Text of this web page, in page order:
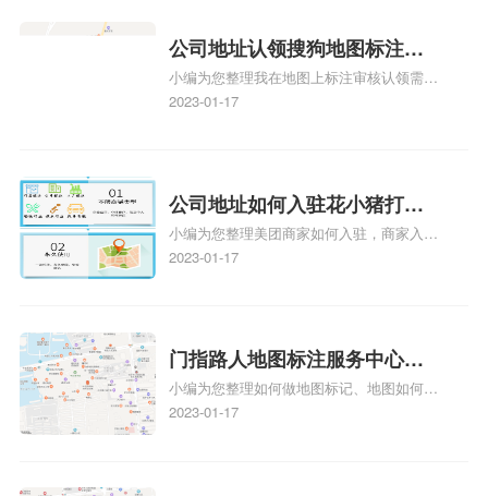
公司地址认领搜狗地图标注多
久审核？公司地址认领地图标
注多久审核？
小编为您整理我在地图上标注审核认领需要
多久、我在地图上标注审核认领需要多久
情可查看下方正文！
2023-01-17
公司地址如何入驻花小猪打车
地图标记？指路人地图标注服
务中心铺如何入驻花小猪打车
小编为您整理美团商家如何入驻，商家入驻
教程、商家如何入驻地图、如何入驻地:、
2023-01-17
门指路人地图标注服务中心如
何做花小猪打车地图位置标
记？门指路人地图标注服务中
小编为您整理如何做地图标记、地图如何做
标记、so搜街景中如何做标记、360e启花贷
2023-01-17